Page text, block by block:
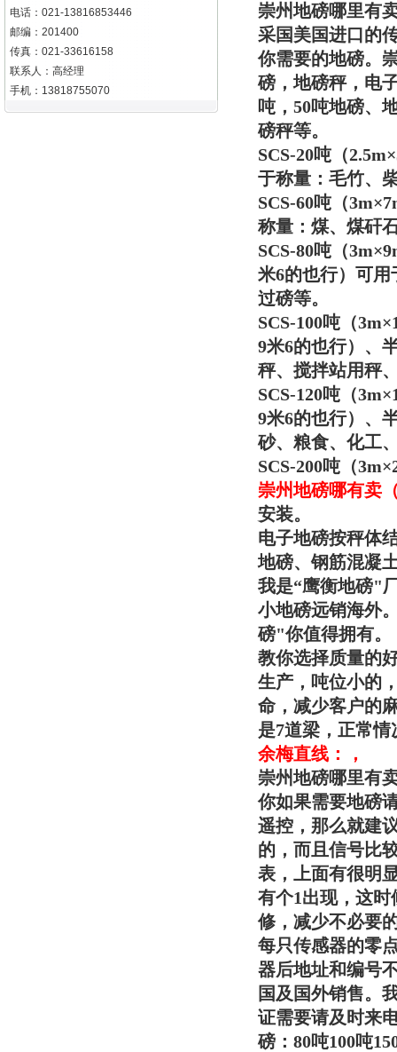
电话：021-13816853446
邮编：201400
传真：021-33616158
联系人：高经理
手机：13818755070
崇州地磅哪里有
采国美国进口的
你需要的地磅。
磅，地磅秤，电
吨，50吨地磅、
磅秤等。
SCS-20吨（
于称量：毛竹、
SCS-60吨（
称量：煤、煤矸
SCS-80吨（
米6的也行）可
过磅等。
SCS-100吨（
9米6的也行）、
秤、搅拌站用秤
SCS-120吨（
9米6的也行）、
砂、粮食、化工
SCS-200吨（
崇州地磅哪有卖
安装。
电子地磅按秤体
地磅、钢筋混凝
我是“鹰衡地磅"
小地磅远销海外
磅"你值得拥有。
教你选择质量的
生产，吨位小的
命，减少客户的
是7道梁，正常
余梅直线：，
崇州地磅哪里有
你如果需要地磅
遥控，那么就建
的，而且信号比
表，上面有很明
有个1出现，这
修，减少不必要
每只传感器的零
器后地址和编号
国及国外销售。
证需要请及时来
磅：80吨100吨